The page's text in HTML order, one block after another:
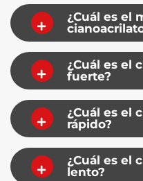
¿Cuál es el
¿Cuál es el
fuerte?
¿Cuál es el
rápido?
¿Cuál es el
lento?